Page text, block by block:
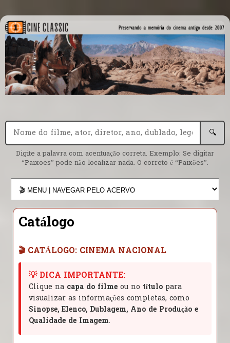
🔍
Digite a palavra com acentuação correta. Exemplo: Se digitar
“Paixoes” pode não localizar nada. O correto é “Paixões”.
Catálogo
🎬 CATÁLOGO: CINEMA NACIONAL
💡 DICA IMPORTANTE:
Clique na capa do filme ou no título para
visualizar as informações completas, como
Sinopse, Elenco, Dublagem, Ano de Produção e
Qualidade de Imagem.